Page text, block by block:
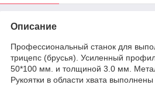
Описание
Профессиональный станок для
трицепс (брусья). Усиленный
50*100 мм. и толщиной 3.0 мм.
Рукоятки в области хвата